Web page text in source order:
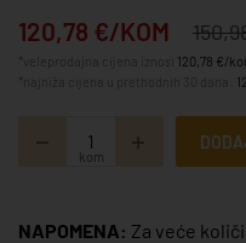
120,78 €/KOM
120,78 €/
kom
NAPOMENA: Za veće